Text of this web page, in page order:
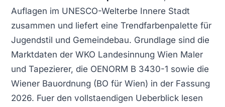
Auflagen im UNESCO-Welterbe Innere Stadt
zusammen und liefert eine Trendfarbenpalette für
Jugendstil und Gemeindebau. Grundlage sind die
Marktdaten der WKO Landesinnung Wien Maler
und Tapezierer, die OENORM B 3430-1 sowie die
Wiener Bauordnung (BO für Wien) in der Fassung
2026. Fuer den vollstaendigen Ueberblick lesen